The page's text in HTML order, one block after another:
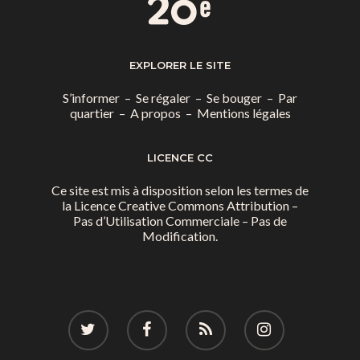
EXPLORER LE SITE
S’informer – Se régaler – Se bouger – Par
quartier– A propos – Mentions légales
LICENCE CC
Ce site est mis à disposition selon les termes de
la Licence Creative Commons Attribution –
Pas d’Utilisation Commerciale – Pas de
Modification.